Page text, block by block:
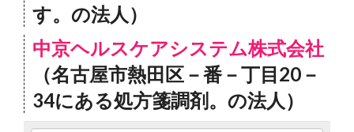
す。の法人）
中京ヘルスケアシステム株式会社
（名古屋市熱田区－番－丁目20－
34にある処方箋調剤。の法人）